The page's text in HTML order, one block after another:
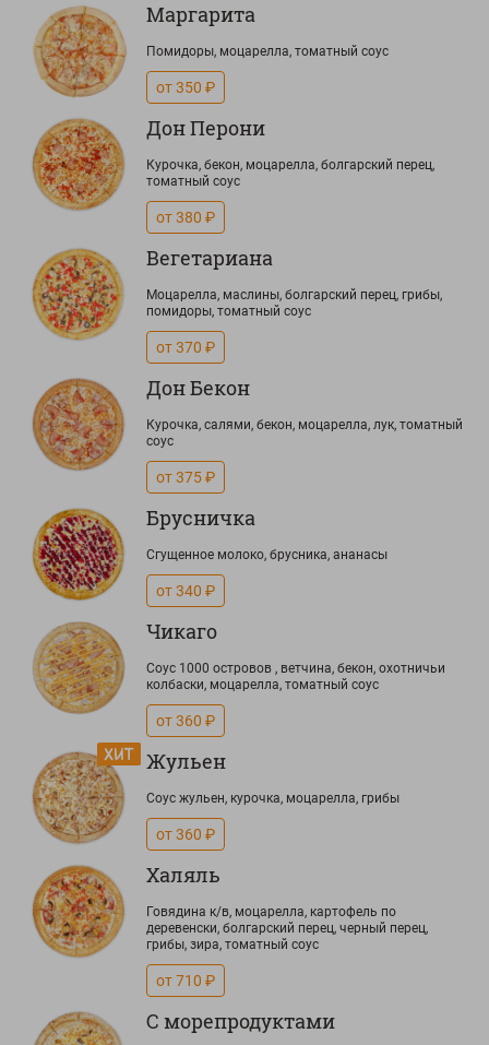
Маргарита
Помидоры, моцарелла, томатный соус
от 350 ₽
Дон Перони
Курочка, бекон, моцарелла, болгарский перец,
томатный соус
от 380 ₽
Вегетариана
Моцарелла, маслины, болгарский перец, грибы,
помидоры, томатный соус
от 370 ₽
Дон Бекон
Курочка, салями, бекон, моцарелла, лук, томатный
соус
от 375 ₽
Брусничка
Сгущенное молоко, брусника, ананасы
от 340 ₽
Чикаго
Соус 1000 островов , ветчина, бекон, охотничьи
колбаски, моцарелла, томатный соус
от 360 ₽
Жульен
Соус жульен, курочка, моцарелла, грибы
от 360 ₽
Халяль
Говядина к/в, моцарелла, картофель по
деревенски, болгарский перец, черный перец,
грибы, зира, томатный соус
от 710 ₽
С морепродуктами